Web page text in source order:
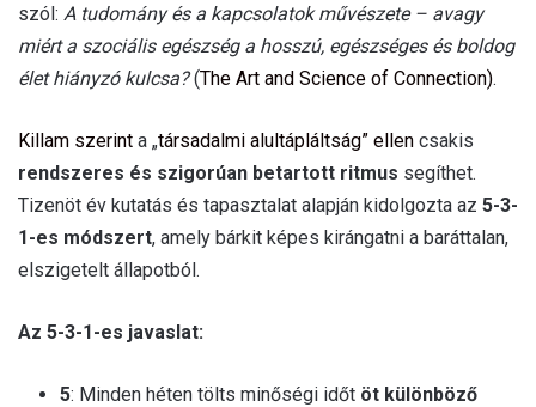
szól: A tudomány és a kapcsolatok művészete – avagy
miért a szociális egészség a hosszú, egészséges és boldog
élet hiányzó kulcsa?(The Art and Science of Connection).
Killam szerint a „társadalmi alultápláltság” ellen csakis
rendszeres és szigorúan betartott ritmus segíthet.
Tizenöt év kutatás és tapasztalat alapján kidolgozta az 5-3-
1-es módszert, amely bárkit képes kirángatni a baráttalan,
elszigetelt állapotból.
Az 5-3-1-es javaslat:
5: Minden héten tölts minőségi időt öt különböző